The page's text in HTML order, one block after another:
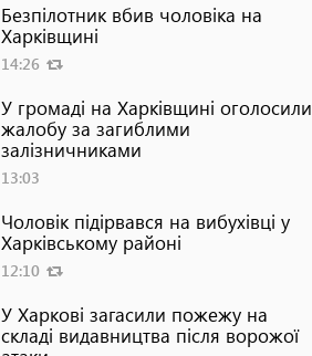
Безпілотник вбив чоловіка на
Харківщині
14:26
У громаді на Харківщині оголосили
жалобу за загиблими
залізничниками
13:03
Чоловік підірвався на вибухівці у
Харківському районі
12:10
У Харкові загасили пожежу на
складі видавництва після ворожої